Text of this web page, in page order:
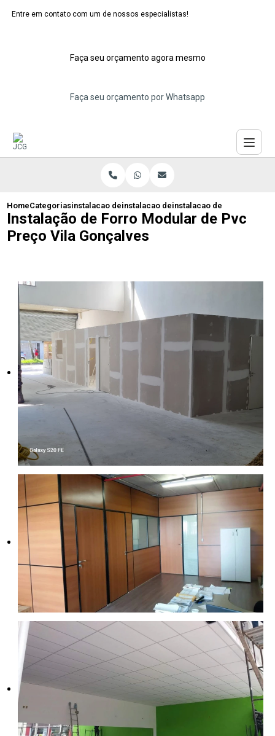
Entre em contato com um de nossos especialistas!
Faça seu orçamento agora mesmo
Faça seu orçamento por Whatsapp
HomeCategoriasinstalacao de forros moduladores
instalacao de forro modular
instalacao de forro
Instalação de Forro Modular de Pvc
Preço Vila Gonçalves